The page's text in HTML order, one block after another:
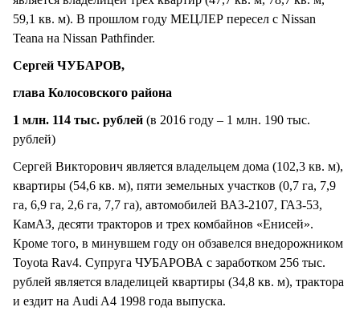
59,1 кв. м). В прошлом году МЕЦЛЕР пересел с Nissan
Teana на Nissan Pathfinder.
Сергей ЧУБАРОВ,
глава Колосовского района
1 млн. 114 тыс. рублей (в 2016 году – 1 млн. 190 тыс.
рублей)
Сергей Викторович является владельцем дома (102,3 кв. м),
квартиры (54,6 кв. м), пяти земельных участков (0,7 га, 7,9
га, 6,9 га, 2,6 га, 7,7 га), автомобилей ВАЗ-2107, ГАЗ-53,
КамАЗ, десяти тракторов и трех комбайнов «Енисей».
Кроме того, в минувшем году он обзавелся внедорожником
Toyota Rav4. Супруга ЧУБАРОВА с заработком 256 тыс.
рублей является владелицей квартиры (34,8 кв. м), трактора
и ездит на Audi A4 1998 года выпуска.